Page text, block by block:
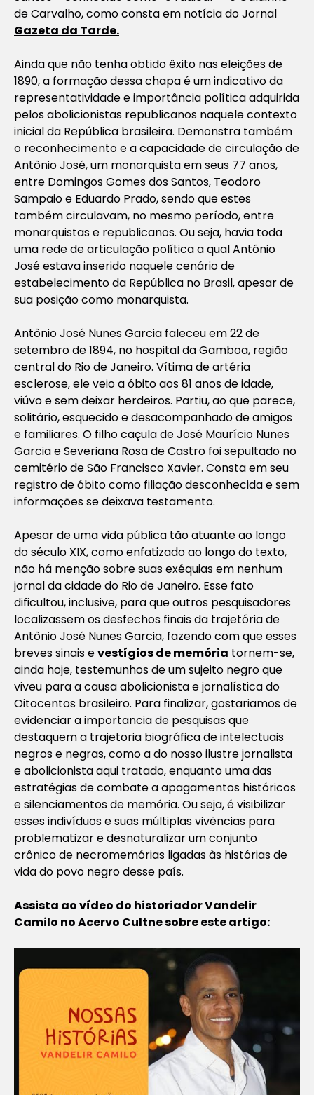
de Carvalho, como consta em notícia do Jornal
Gazeta da Tarde.
Ainda que não tenha obtido êxito nas eleições de
1890, a formação dessa chapa é um indicativo da
representatividade e importância política adquirida
pelos abolicionistas republicanos naquele contexto
inicial da República brasileira. Demonstra também
o reconhecimento e a capacidade de circulação de
Antônio José, um monarquista em seus 77 anos,
entre Domingos Gomes dos Santos, Teodoro
Sampaio e Eduardo Prado, sendo que estes
também circulavam, no mesmo período, entre
monarquistas e republicanos. Ou seja, havia toda
uma rede de articulação política a qual Antônio
José estava inserido naquele cenário de
estabelecimento da República no Brasil, apesar de
sua posição como monarquista.
Antônio José Nunes Garcia faleceu em 22 de
setembro de 1894, no hospital da Gamboa, região
central do Rio de Janeiro. Vítima de artéria
esclerose, ele veio a óbito aos 81 anos de idade,
viúvo e sem deixar herdeiros. Partiu, ao que parece,
solitário, esquecido e desacompanhado de amigos
e familiares. O filho caçula de José Maurício Nunes
Garcia e Severiana Rosa de Castro foi sepultado no
cemitério de São Francisco Xavier. Consta em seu
registro de óbito como filiação desconhecida e sem
informações se deixava testamento.
Apesar de uma vida pública tão atuante ao longo
do século XIX, como enfatizado ao longo do texto,
não há menção sobre suas exéquias em nenhum
jornal da cidade do Rio de Janeiro. Esse fato
dificultou, inclusive, para que outros pesquisadores
localizassem os desfechos finais da trajetória de
Antônio José Nunes Garcia, fazendo com que esses
breves sinais evestígios de memória tornem-se,
ainda hoje, testemunhos de um sujeito negro que
viveu para a causa abolicionista e jornalística do
Oitocentos brasileiro. Para finalizar, gostariamos de
evidenciar a importancia de pesquisas que
destaquem a trajetoria biográfica de intelectuais
negros e negras, como a do nosso ilustre jornalista
e abolicionista aqui tratado, enquanto uma das
estratégias de combate a apagamentos históricos
e silenciamentos de memória. Ou seja, é visibilizar
esses indivíduos e suas múltiplas vivências para
problematizar e desnaturalizar um conjunto
crônico de necromemórias ligadas às histórias de
vida do povo negro desse país.
Assista ao vídeo do historiador Vandelir
Camilo no Acervo Cultne sobre este artigo: